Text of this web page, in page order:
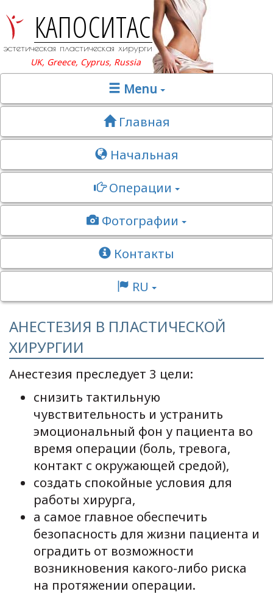
КАПОСИТАС
эстетическая пластическая хирургия
UK, Greece, Cyprus, Russia
Menu
Главная
Начальная
Операции
Фотографии
Контакты
RU
АНЕСТЕЗИЯ В ПЛАСТИЧЕСКОЙ
ХИРУРГИИ
Анестезия преследует 3 цели:
снизить тактильную
чувствительность и устранить
эмоциональный фон у пациента во
время операции (боль, тревога,
контакт с окружающей средой),
создать спокойные условия для
работы хирурга,
а самое главное обеспечить
безопасность для жизни пациента и
оградить от возможности
возникновения какого-либо риска
на протяжении операции.